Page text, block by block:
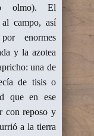
olmo). El
campo, así
enormes
y la azotea
una de
de tisis o
que en ese
con reposo y
a la tierra